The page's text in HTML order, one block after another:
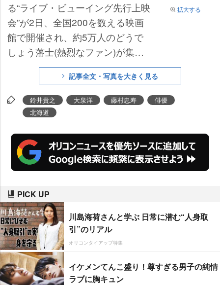
拡大する
る“ライブ・ビューイング先行上映
会”が2日、全国200を数える映画
館で開催され、約5万人のどうで
しょう藩士(熱烈なファン)が集ま
り、大盛況のうちに幕を閉じた。
最新作は、北海道で8月30日より
全6週にわたって地上波放送さ
れ、HTBが運営する動画プラット
売による全国での放送も順次行わ
れる予定。
記事全文・写真を大きく見る
鈴井貴之 大泉洋 藤村忠寿
俳優
北海道
PICK UP
川島海荷さんと学ぶ 日常に潜む“人身取
引”のリアル
オリコンタイアップ特集
イケメンてんこ盛り！尊すぎる男子の純情
ラブに胸キュン